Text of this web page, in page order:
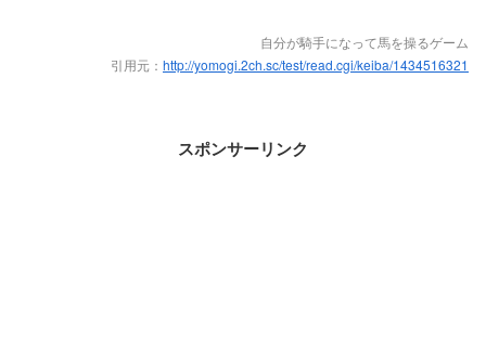
自分が騎手になって馬を操るゲーム
引用元： http://yomogi.2ch.sc/test/read.cgi/keiba/1434516321
スポンサーリンク